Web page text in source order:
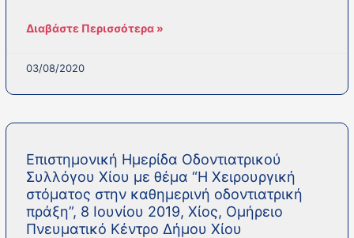
Διαβάστε Περισσότερα »
03/08/2020
Επιστημονική Ημερίδα Οδοντιατρικού
Συλλόγου Χίου με θέμα “Η Χειρουργική
στόματος στην καθημερινή οδοντιατρική
πράξη”, 8 Ιουνίου 2019, Χίος, Ομήρειο
Πνευματικό Κέντρο Δήμου Χίου